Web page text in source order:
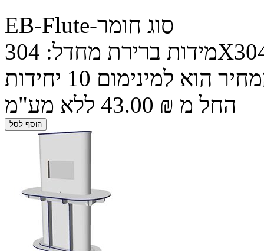
EB-Flute-סוג חומר
מידות ברירת מחדל: 304X304X798 ניתן להתאים גם רוחב וגובה.
הוא למינימום 10 יחידות
החל מ ₪ 43.00 ללא מע"מ